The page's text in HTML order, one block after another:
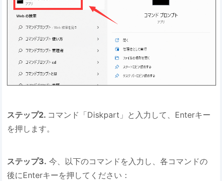
ステップ2. コマンド「Diskpart」と入力して、Enterキー
を押します。
ステップ3. 今、以下のコマンドを入力し、各コマンドの
後にEnterキーを押してください：